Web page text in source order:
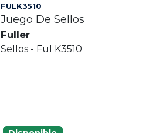
FULK3510
Juego De Sellos
Fuller
Sellos - Ful K3510